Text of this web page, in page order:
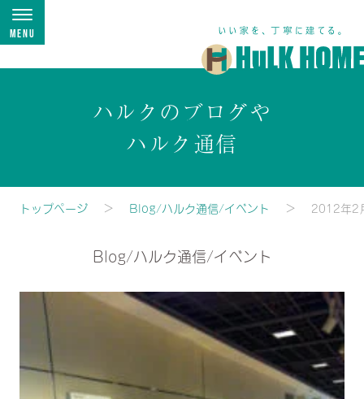
Menu
ハルクのブログや
ハルク通信
トップページ Blog/ハルク通信/イベント 2012年2
Blog/ハルク通信/イベント